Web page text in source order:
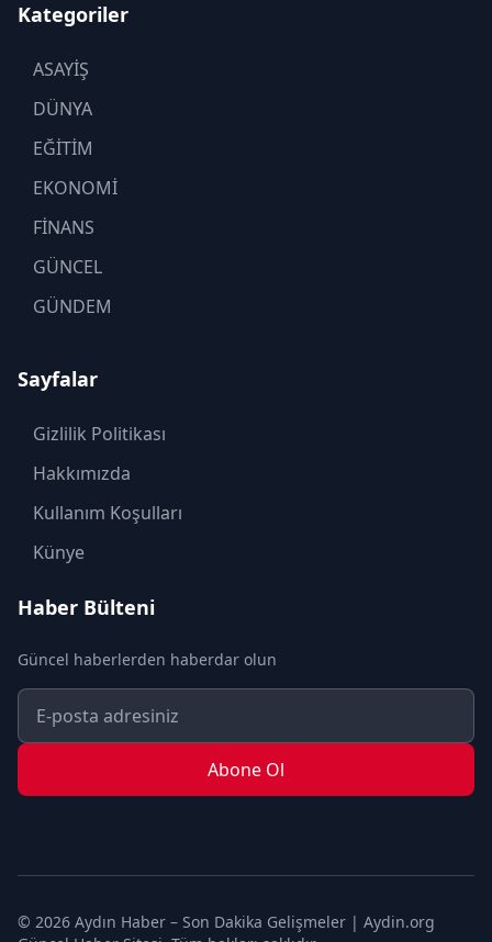
Kategoriler
ASAYİŞ
DÜNYA
EĞİTİM
EKONOMİ
FİNANS
GÜNCEL
GÜNDEM
KÜLTÜR SANAT
MAGAZİN
MODA
OTOMOBİL
POLİTİKA
SON DAKİKA
SPOR
TURİZM
Sayfalar
Gizlilik Politikası
Hakkımızda
Kullanım Koşulları
Künye
Haber Bülteni
Güncel haberlerden haberdar olun
Abone Ol
© 2026 Aydın Haber – Son Dakika Gelişmeler | Aydin.org